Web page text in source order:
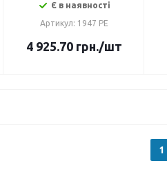
Є в наявності
Артикул: 1947 PE
4 925.70грн./шт
1